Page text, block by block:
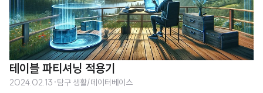
테이블 파티셔닝 적용기
2024.02.13 ·탐구 생활/데이터베이스